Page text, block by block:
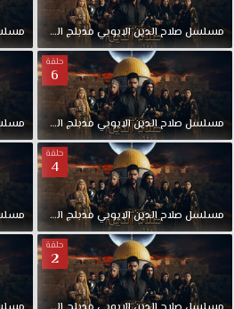
مسلسل صلاحالدينالايوبي مدبلجالحلقة 8
حلقة
6
مسلسل صلاحالدينالايوبي مدبلجالحلقة 6
حلقة
4
مسلسل صلاحالدينالايوبي مدبلجالحلقة 4
حلقة
2